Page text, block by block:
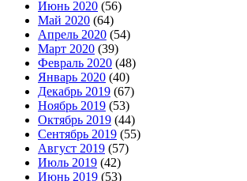
Июнь 2020 (56)
Май 2020 (64)
Апрель 2020 (54)
Март 2020 (39)
Февраль 2020 (48)
Январь 2020 (40)
Декабрь 2019 (67)
Ноябрь 2019 (53)
Октябрь 2019 (44)
Сентябрь 2019 (55)
Август 2019 (57)
Июль 2019 (42)
Июнь 2019 (53)